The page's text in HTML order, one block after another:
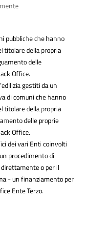
pubbliche che hanno
titolare della propria
delle
Office.
gestiti da un
di comuni che hanno
titolare della propria
delle proprie
Office.
dei vari Enti coinvolti
procedimento di
o per il
- un finanziamento per
Ente Terzo.